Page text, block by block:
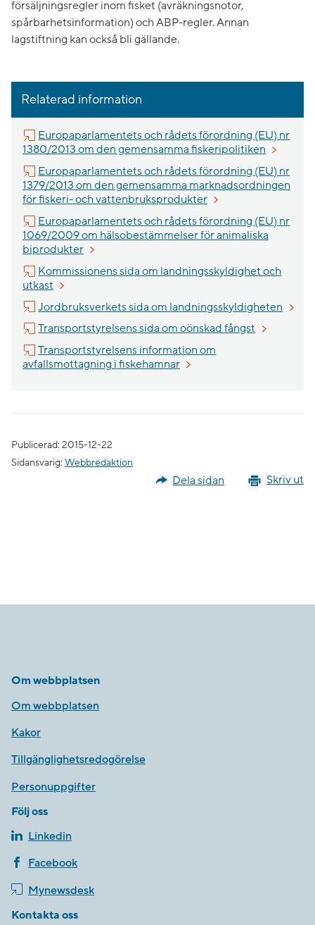
försäljningsregler inom fisket (avräkningsnotor,
spårbarhetsinformation) och ABP-regler. Annan
lagstiftning kan också bli gällande.
Relaterad information
Europaparlamentets och rådets förordning (EU) nr
1380/2013 om den gemensamma fiskeripolitiken Länk till
Europaparlamentets och rådets förordning (EU) nr
1379/2013 om den gemensamma marknadsordningen
för fiskeri- och vattenbruksprodukterLänk till annan
Europaparlamentets och rådets förordning (EU) nr
1069/2009 om hälsobestämmelser för animaliska
biprodukterLänk till annan webbplats, öppnas i nytt
Kommissionens sida om landningsskyldighet och
utkast Länk till annan webbplats, öppnas i nytt fönster.
Jordbruksverkets sida om landningsskyldigheten Länk
Transportstyrelsens sida om oönskad fångstLänk till
Transportstyrelsens information om
avfallsmottagning i fiskehamnarLänk till annan webbplats,
Publicerad: 2015-12-22
Sidansvarig: Webbredaktion
Skriv ut
Dela sidan
Om webbplatsen
Om webbplatsen
Kakor
Tillgänglighetsredogörelse
Personuppgifter
Följ oss
Linkedin
Facebook
Mynewsdesk
Kontakta oss